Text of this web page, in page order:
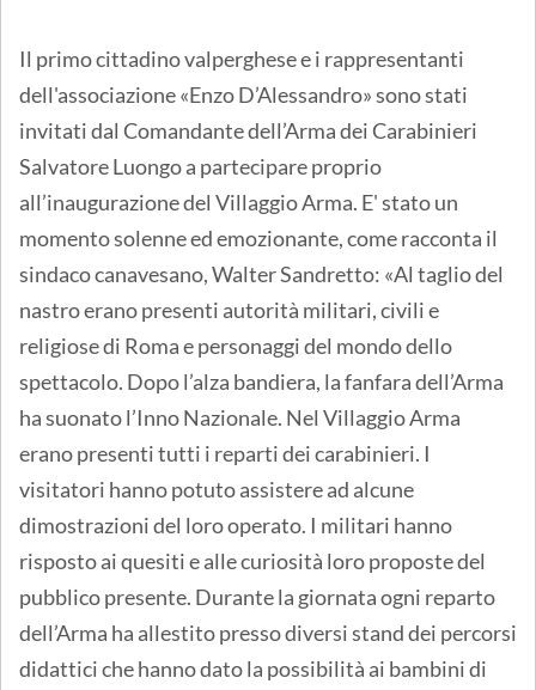
Il primo cittadino valperghese e i rappresentanti
dell'associazione «Enzo D’Alessandro» sono stati
invitati dal Comandante dell’Arma dei Carabinieri
Salvatore Luongo a partecipare proprio
all’inaugurazione del Villaggio Arma. E' stato un
momento solenne ed emozionante, come racconta il
sindaco canavesano, Walter Sandretto: «Al taglio del
nastro erano presenti autorità militari, civili e
religiose di Roma e personaggi del mondo dello
spettacolo. Dopo l’alza bandiera, la fanfara dell’Arma
ha suonato l’Inno Nazionale. Nel Villaggio Arma
erano presenti tutti i reparti dei carabinieri. I
visitatori hanno potuto assistere ad alcune
dimostrazioni del loro operato. I militari hanno
risposto ai quesiti e alle curiosità loro proposte del
pubblico presente. Durante la giornata ogni reparto
dell’Arma ha allestito presso diversi stand dei percorsi
didattici che hanno dato la possibilità ai bambini di